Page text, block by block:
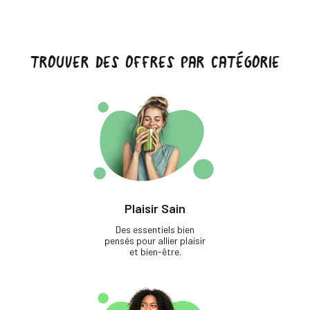
TROUVER DES OFFRES PAR CATÉGORIE
Plaisir Sain
Des essentiels bien
pensés pour allier plaisir
et bien-être.